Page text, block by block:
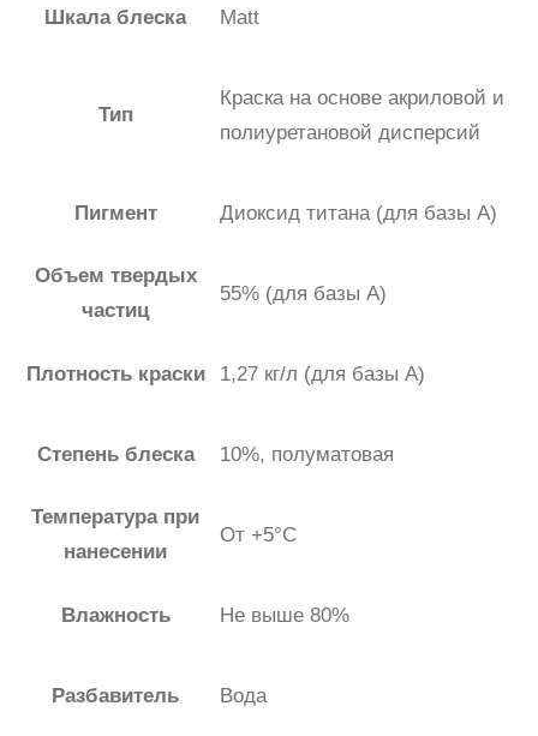
Шкала блеска Matt
Тип
Краска на основе акриловой и
полиуретановой дисперсий
Пигмент Диоксид титана (для базы А)
Объем твердых
частиц
55% (для базы А)
Плотность краски 1,27 кг/л (для базы А)
Степень блеска 10%, полуматовая
Температура при
нанесении
От +5°С
Влажность Не выше 80%
Разбавитель Вода